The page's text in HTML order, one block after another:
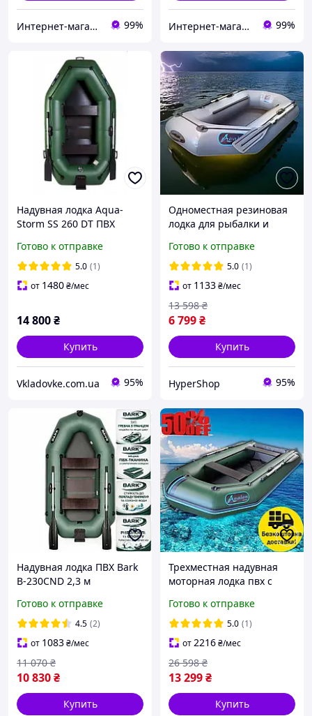
Интернет-магазин "ЧАЙКА" - качественные товары для быта, спорта, отдыха и туризма. 99% Интернет-магазин "ЧАЙКА" - качественные товары для быта, спорта, отдыха и туризма. 99%
Надувная лодка Aqua-
Storm SS 260 DT ПВХ
транцем под мотор
грузоподъемность 330 кг
длина
Готово к отправке
5.0 (1)
от 1480₴/мес
14 800₴
Купить
Vkladovke.com.ua 95%
Одноместная резиновая
лодка для рыбалки и
лодка пвх без настила для
карповой ловли
Готово к отправке
5.0 (1)
от 1133₴/мес
6 799₴
13 598 ₴
Купить
HyperShop 95%
Надувная лодка ПВХ Bark
B-230CND 2,3 м
транцем реечный настил
передвижные сиденья
Готово к отправке
4.5 (2)
от 1083₴/мес
10 830₴
11 070 ₴
Купить
Трехместная надувная
моторная лодка пвх с
рыбалки, трехместные
моторные лодки для|
ХОЧУ ЕГО
Готово к отправке
5.0 (1)
от2216₴/мес
13 299₴
26 598 ₴
Купить